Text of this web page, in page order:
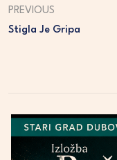
PREVIOUS
Stigla Je Gripa